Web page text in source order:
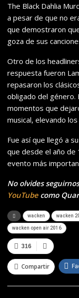
The Black Dahlia
a pesar de que no
que demostraron
goza de sus
Otro de los
respuesta fueron
repasaron los
obligado del género.
momentos que
musical, elevando
Fue así que llegó a
que desde el año de
evento más
No olvides
YouTubecomo
wacken wacken
wacken open air 2016
316
Compartir